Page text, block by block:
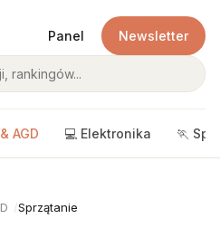
Panel Newsletter
AGD 💻 Elektronika 🏃
Sprzątanie